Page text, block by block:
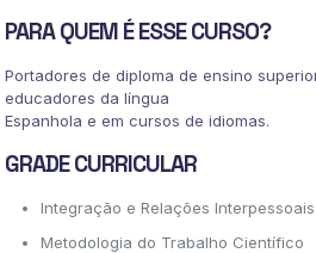
PARA QUEM É ESSE CURSO?
Portadores de diploma de ensino
educadores da língua
Espanhola e em cursos de idiomas.
GRADE CURRICULAR
Integração e Relações Interpessoais
Metodologia do Trabalho Científico